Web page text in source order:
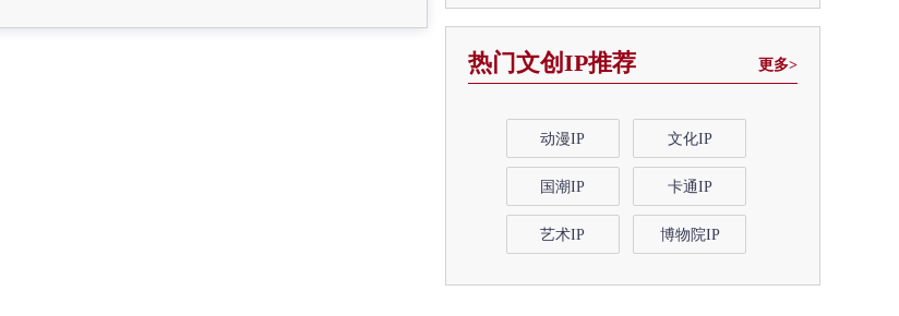
热门文创IP推荐 更多>
动漫IP 文化IP
国潮IP 卡通IP
艺术IP 博物院IP